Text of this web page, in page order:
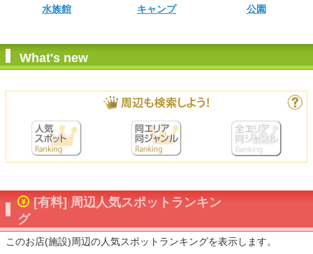
水族館 キャンプ 公園
What's new
[有料] 周辺人気スポットランキン
グ
このお店(施設)周辺の人気スポットランキングを表示します。